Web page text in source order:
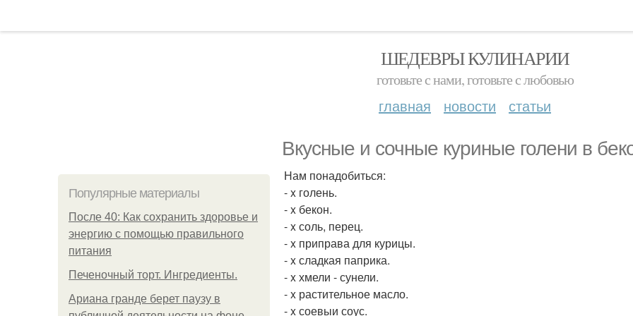
ШЕДЕВРЫ КУЛИНАРИИ
готовьте с нами, готовьте с любовью
главная новости статьи
Вкусные и сочные куриные голени в
Популярные материалы
После 40: Как сохранить здоровье и
энергию с помощью правильного
питания
Печеночный торт. Ингредиенты.
Ариана гранде берет паузу в
Нам понадобиться:
- x голень.
- x бекон.
- x соль, перец.
- x приправа для курицы.
- x сладкая паприка.
- x хмели - сунели.
- x растительное масло.
- x соевыи соус.